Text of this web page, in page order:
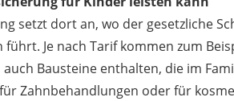
setzt dort an, wo der gesetzliche
Je nach Tarif kommen zum
Bausteine enthalten, die im
Zahnbehandlungen oder für